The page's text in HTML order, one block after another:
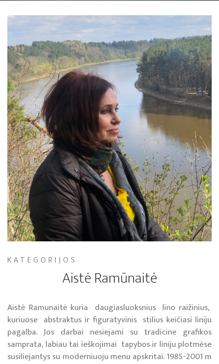
KATEGORIJOS
Aistė Ramūnaitė
Aistė Ramunaitė kuria daugiasluoksnius lino raižinius,
kuriuose abstraktus ir figuratyvinis stilius keičiasi liniju
pagalba. Jos darbai nesiejami su tradicine grafikos
samprata, labiau tai ieškojimai tapybos ir liniju plotmėse
susiliejantys su moderniuoju menu apskritai. 1985-2001 m